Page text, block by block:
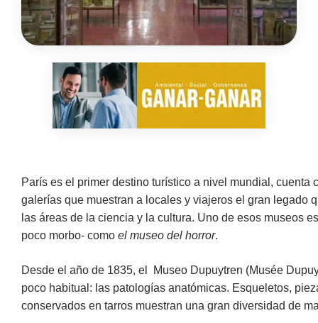
París es el primer destino turístico a nivel mundial, cuenta
galerías que muestran a locales y viajeros el gran legado
las áreas de la ciencia y la cultura. Uno de esos museos
poco morbo- como el museo del horror.
Desde el año de 1835, el Museo Dupuytren (Musée
poco habitual: las patologías anatómicas. Esqueletos,
conservados en tarros muestran una gran diversidad de